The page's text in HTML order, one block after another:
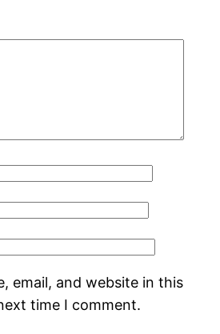
email, and website in this
time I comment.